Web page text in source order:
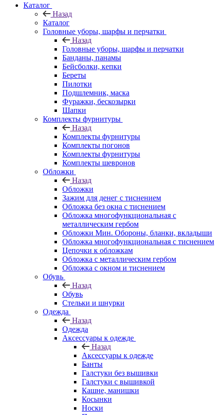
Каталог
Назад
Каталог
Головные уборы, шарфы и перчатки
Назад
Головные уборы, шарфы и перчатки
Банданы, панамы
Бейсболки, кепки
Береты
Пилотки
Подшлемник, маска
Фуражки, бескозырки
Шапки
Комплекты фурнитуры
Назад
Комплекты фурнитуры
Комплекты погонов
Комплекты фурнитуры
Комплекты шевронов
Обложки
Назад
Обложки
Зажим для денег с тиснением
Обложка без окна с тиснением
Обложка многофункциональная с
металлическим гербом
Обложки Мин. Обороны, бланки, вкладыши
Обложка многофункциональная с тиснением
Цепочки к обложкам
Обложка с металлическим гербом
Обложка с окном и тиснением
Обувь
Назад
Обувь
Стельки и шнурки
Одежда
Назад
Одежда
Аксессуары к одежде
Назад
Аксессуары к одежде
Банты
Галстуки без вышивки
Галстуки с вышивкой
Кашне, манишки
Косынки
Носки